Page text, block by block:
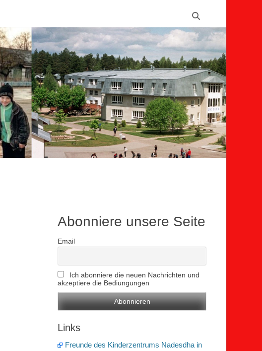
Abonniere unsere Seite
Email
Ich abonniere die neuen Nachrichten und
akzeptiere die Bediungungen
Links
Freunde des Kinderzentrums Nadesdha in